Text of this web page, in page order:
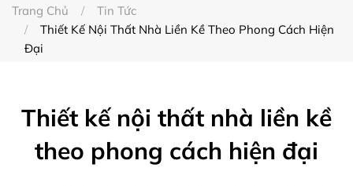
Trang Chủ
Tin Tức
Thiết Kế Nội Thất Nhà Liền Kề Theo Phong Cách Hiện
Đại
Thiết kế nội thất nhà liền kề
theo phong cách hiện đại